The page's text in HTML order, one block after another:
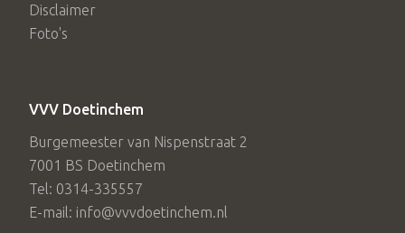
Disclaimer
Foto's
VVV Doetinchem
Burgemeester van Nispenstraat 2
7001 BS Doetinchem
Tel: 0314-335557
E-mail: info@vvvdoetinchem.nl